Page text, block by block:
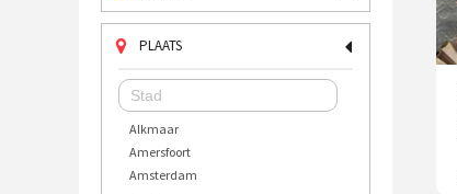
PLAATS
Alkmaar
Amersfoort
Amsterdam